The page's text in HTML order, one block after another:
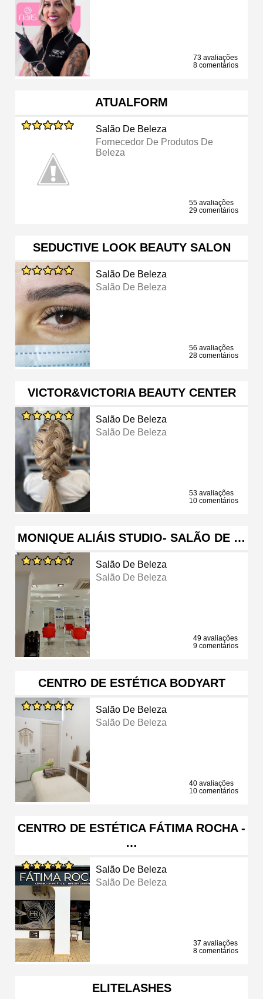
73 avaliações
8 comentários
ATUALFORM
Salão De Beleza
Fornecedor De Produtos De
Beleza
55 avaliações
29 comentários
SEDUCTIVE LOOK BEAUTY SALON
Salão De Beleza
Salão De Beleza
56 avaliações
28 comentários
VICTOR&VICTORIA BEAUTY CENTER
Salão De Beleza
Salão De Beleza
53 avaliações
10 comentários
MONIQUE ALIÁIS STUDIO- SALÃO DE …
Salão De Beleza
Salão De Beleza
49 avaliações
9 comentários
CENTRO DE ESTÉTICA BODYART
Salão De Beleza
Salão De Beleza
40 avaliações
10 comentários
CENTRO DE ESTÉTICA FÁTIMA ROCHA -
…
Salão De Beleza
Salão De Beleza
37 avaliações
8 comentários
ELITELASHES